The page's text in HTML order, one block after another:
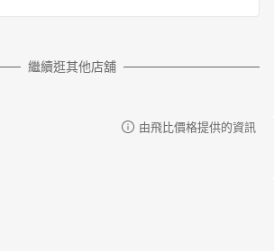
繼續逛其他店舖
由飛比價格提供的資訊